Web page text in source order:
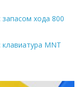
запасом хода 800
MNT